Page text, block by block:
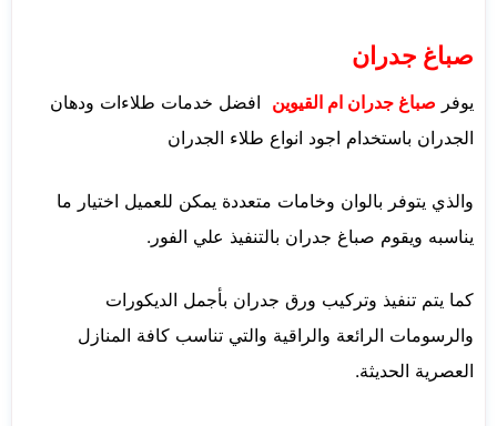
صباغ جدران
يوفر صباغ جدران ام القيوين افضل خدمات طلاءات ودهان
الجدران باستخدام اجود انواع طلاء الجدران
والذي يتوفر بالوان وخامات متعددة يمكن للعميل اختيار ما
يناسبه ويقوم صباغ جدران بالتنفيذ علي الفور.
كما يتم تنفيذ وتركيب ورق جدران بأجمل الديكورات
والرسومات الرائعة والراقية والتي تناسب كافة المنازل
العصرية الحديثة.